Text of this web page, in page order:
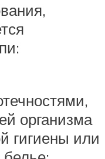
организма
гигиены или